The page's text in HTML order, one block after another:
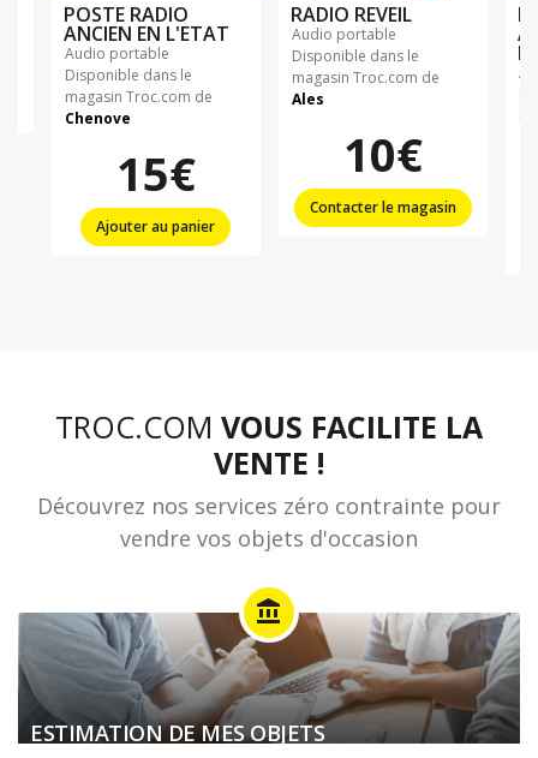
POSTE RADIO
ANCIEN EN L'ETAT
audio portable
Disponible dans le
magasin Troc.com de
Chenove
15€
Ajouter au panier
RADIO REVEIL
audio portable
Disponible dans le
magasin Troc.com de
Ales
10€
Contacter le magasin
TROC.COM VOUS FACILITE LA
VENTE !
Découvrez nos services zéro contrainte pour
vendre vos objets d'occasion
account_balance
ESTIMATION DE MES OBJETS